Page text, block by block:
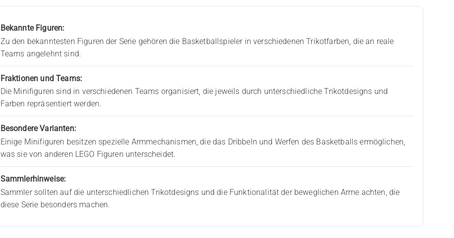
Bekannte Figuren:
Zu den bekanntesten Figuren der Serie gehören die Basketballspieler in verschiedenen Trikotfarben, die an reale
Teams angelehnt sind.
Fraktionen und Teams:
Die Minifiguren sind in verschiedenen Teams organisiert, die jeweils durch unterschiedliche Trikotdesigns und
Farben repräsentiert werden.
Besondere Varianten:
Einige Minifiguren besitzen spezielle Armmechanismen, die das Dribbeln und Werfen des Basketballs ermöglichen,
was sie von anderen LEGO Figuren unterscheidet.
Sammlerhinweise:
Sammler sollten auf die unterschiedlichen Trikotdesigns und die Funktionalität der beweglichen Arme achten, die
diese Serie besonders machen.